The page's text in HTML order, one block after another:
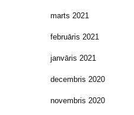
marts 2021
februāris 2021
janvāris 2021
decembris 2020
novembris 2020